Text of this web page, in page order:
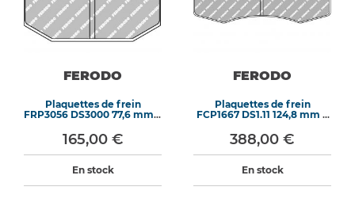
FERODO
Plaquettes de frein
FRP3056 DS3000 77,6 mm x
165,00 €
En stock
FERODO
Plaquettes de frein
FCP1667 DS1.11 124,8 mm x
388,00 €
En stock